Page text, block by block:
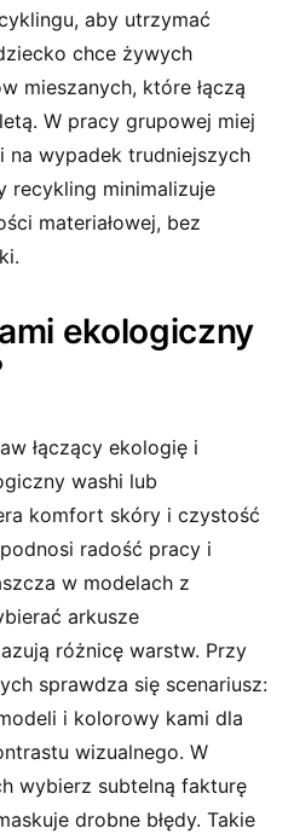
aby utrzymać
chce żywych
mieszanych, które łączą
W pracy grupowej miej
na wypadek trudniejszych
recykling minimalizuje
materiałowej, bez
ekologiczny
łączący ekologię i
washi lub
komfort skóry i czystość
radość pracy i
w modelach z
arkusze
różnicę warstw. Przy
sprawdza się scenariusz:
i kolorowy kami dla
wizualnego. W
wybierz subtelną fakturę
drobne błędy. Takie